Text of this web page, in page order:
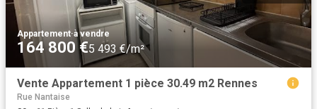
Appartement·à vendre
164 800 €5 493 €/m²
Vente Appartement 1 pièce 30.49 m2 Rennes
Rue Nantaise